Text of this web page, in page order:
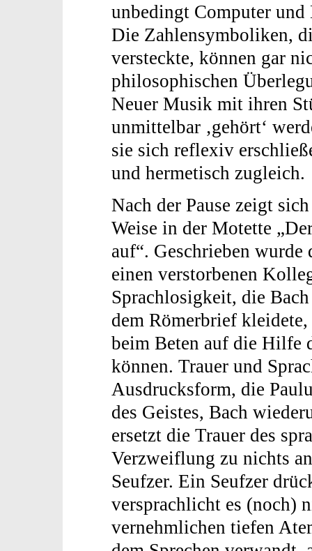
unbedingt Computer und
Die Zahlensymboliken,
versteckte, können gar
philosophischen
Neuer Musik mit ihren
unmittelbar ‚gehört‘
sie sich reflexiv
und hermetisch zugleich.
Nach der Pause zeigt
Weise in der Motette
auf“. Geschrieben
einen verstorbenen
Sprachlosigkeit, die
dem Römerbrief
beim Beten auf die Hilfe
können. Trauer und
Ausdrucksform, die
des Geistes, Bach
ersetzt die Trauer des
Verzweiflung zu nichts
Seufzer. Ein Seufzer
versprachlicht es (noch)
vernehmlichen tiefen